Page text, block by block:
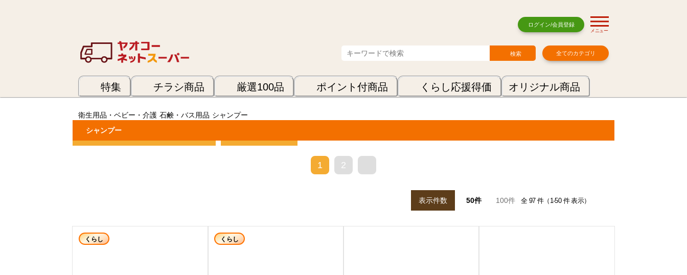
ログイン/会員登録
メニュー
全てのカテゴリ
特集 チラシ商品 厳選100品 ポイント付商品 くらし応援得価 オリジナル商品
衛生用品・ベビー・介護 石鹸・バス用品 シャンプー
カテゴリーで絞り込む
シャンプー
1 2
表示件数 50件 100件 全 97 件（1-50 件 表示）
くらし くらし